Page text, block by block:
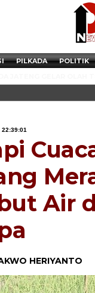
PILKADA POLITIK
Air
HERIYANTO